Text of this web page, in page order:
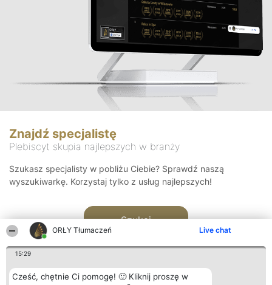
ORŁY Tłumaczeń Live chat
15:29
Cześć, chętnie Ci pomogę! 🙂 Kliknij proszę w
Znajdź specjalistę
Plebiscyt skupia najlepszych w branży
Szukasz specjalisty w pobliżu Ciebie? Sprawdź naszą
wyszukiwarkę. Korzystaj tylko z usług najlepszych!
Szukaj